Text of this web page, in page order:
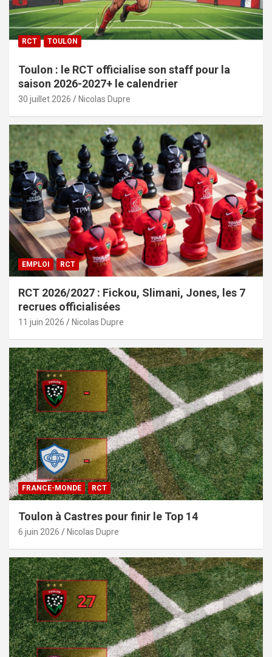
RCT TOULON
Toulon : le RCT officialise son staff pour la
saison 2026-2027+ le calendrier
30 juillet 2026 Nicolas Dupre
EMPLOI RCT
RCT 2026/2027 : Fickou, Slimani, Jones, les 7
recrues officialisées
11 juin 2026 Nicolas Dupre
FRANCE-MONDE RCT
Toulon à Castres pour finir le Top 14
6 juin 2026 Nicolas Dupre